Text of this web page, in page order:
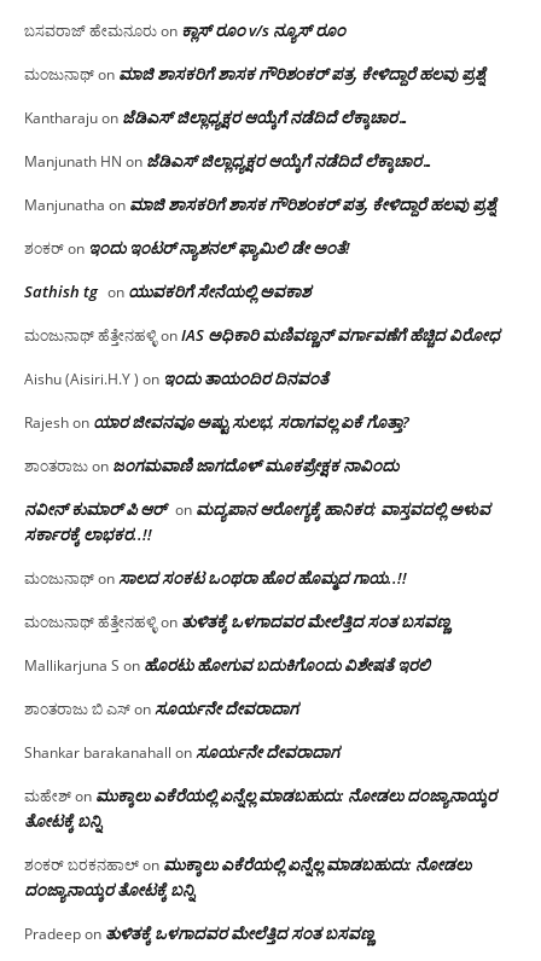
ಬಸವರಾಜ್ ಹೇಮನೂರುon ಕ್ಲಾಸ್ ರೂಂ v/s ನ್ಯೂಸ್ ರೂಂ
ಮಂಜುನಾಥ್on ಮಾಜಿ ಶಾಸಕರಿಗೆ ಶಾಸಕ ಗೌರಿಶಂಕರ್ ಪತ್ರ, ಕೇಳಿದ್ದಾರೆ ಹಲವು ಪ್ರಶ್ನೆ
Kantharajuon ಜೆಡಿಎಸ್ ಜಿಲ್ಲಾಧ್ಯಕ್ಷರ ಆಯ್ಕೆಗೆ ನಡೆದಿದೆ ಲೆಕ್ಕಾಚಾರ…
Manjunath HN on ಜೆಡಿಎಸ್ ಜಿಲ್ಲಾಧ್ಯಕ್ಷರ ಆಯ್ಕೆಗೆ ನಡೆದಿದೆ ಲೆಕ್ಕಾಚಾರ…
Manjunatha on ಮಾಜಿ ಶಾಸಕರಿಗೆ ಶಾಸಕ ಗೌರಿಶಂಕರ್ ಪತ್ರ, ಕೇಳಿದ್ದಾರೆ ಹಲವು ಪ್ರಶ್ನೆ
ಶಂಕರ್on ಇಂದು ಇಂಟರ್ ನ್ಯಾಶನಲ್ ಫ್ಯಾಮಿಲಿ ಡೇ ಅಂತೆ!
Sathish tg on ಯುವಕರಿಗೆ ಸೇನೆಯಲ್ಲಿ ಅವಕಾಶ
ಮಂಜುನಾಥ್ ಹೆತ್ತೇನಹಳ್ಳಿonIAS ಅಧಿಕಾರಿ ಮಣಿವಣ್ಣನ್ ವರ್ಗಾವಣೆಗೆ ಹೆಚ್ಚಿದ‌ ವಿರೋಧ
Aishu (Aisiri.H.Y ) on ಇಂದು ತಾಯಂದಿರ ದಿನವಂತೆ
Rajeshon ಯಾರ ಜೀವನವೂ ಅಷ್ಟು ಸುಲಭ, ಸರಾಗವಲ್ಲ ಏಕೆ ಗೊತ್ತಾ?
ಶಾಂತರಾಜುon ಜಂಗಮವಾಣಿ ಜಾಗದೊಳ್ ಮೂಕಪ್ರೇಕ್ಷಕ ನಾವಿಂದು
ನವೀನ್ ಕುಮಾರ್ ಪಿ ಆರ್ on ಮದ್ಯಪಾನ ಆರೋಗ್ಯಕ್ಕೆ ಹಾನಿಕರ; ವಾಸ್ತವದಲ್ಲಿ ಅಳುವ
ಸರ್ಕಾರಕ್ಕೆ ಲಾಭಕರ..!!
ಮಂಜುನಾಥ್onಸಾಲದ ಸಂಕಟ ಒಂಥರಾ ಹೊರ ಹೊಮ್ಮದ ಗಾಯ..!!
ಮಂಜುನಾಥ್ ಹೆತ್ತೇನಹಳ್ಳಿon ತುಳಿತಕ್ಕೆ ಒಳಗಾದವರ ಮೇಲೆತ್ತಿದ ಸಂತ ಬಸವಣ್ಣ
Mallikarjuna S on ಹೊರಟು ಹೋಗುವ ಬದುಕಿಗೊಂದು ವಿಶೇಷತೆ ಇರಲಿ
ಶಾಂತರಾಜು ಬಿ ಎಸ್onಸೂರ್ಯನೇ ದೇವರಾದಾಗ
Shankar barakanahall onಸೂರ್ಯನೇ ದೇವರಾದಾಗ
ಮಹೇಶ್on ಮುಕ್ಕಾಲು ಎಕೆರೆಯಲ್ಲಿ ಏನ್ನೆಲ್ಲ‌ ಮಾಡಬಹುದು: ನೋಡಲು ದಂಜ್ಯಾನಾಯ್ಕರ
ತೋಟಕ್ಕೆ ಬನ್ನಿ
ಶಂಕರ್ ಬರಕನಹಾಲ್on ಮುಕ್ಕಾಲು ಎಕೆರೆಯಲ್ಲಿ ಏನ್ನೆಲ್ಲ‌ ಮಾಡಬಹುದು: ನೋಡಲು
ದಂಜ್ಯಾನಾಯ್ಕರ ತೋಟಕ್ಕೆ ಬನ್ನಿ
Pradeepon ತುಳಿತಕ್ಕೆ ಒಳಗಾದವರ ಮೇಲೆತ್ತಿದ ಸಂತ ಬಸವಣ್ಣ